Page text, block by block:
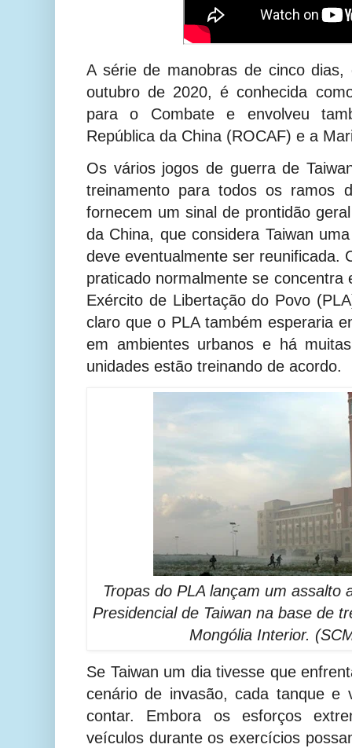
A série de manobras de cinco
outubro de 2020, é conhecida
para o Combate e envolveu
República da China (ROCAF) e a
Os vários jogos de guerra de
treinamento para todos os ramos
fornecem um sinal de prontidão
da China, que considera Taiwan
deve eventualmente ser reunificada.
praticado normalmente se concentra
Exército de Libertação do Povo
claro que o PLA também esperaria
em ambientes urbanos e há
unidades estão treinando de acordo.
Tropas do PLA lançam um assalto
Presidencial de Taiwan na base de
Mongólia Interior.
Se Taiwan um dia tivesse que
cenário de invasão, cada tanque e
contar. Embora os esforços
veículos durante os exercícios